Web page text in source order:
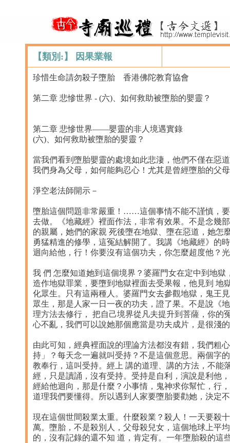
【類別:】 因果業報
珍惜生命請勿殺子墮胎 香港佛陀教育協會
第二章 悲慘世界 - (六)、如何救助被墮胎的嬰靈？
第二章 悲慘世界——嬰靈的非人境遇實錄
(六)、如何救助被墮胎的嬰靈？
當我們看到墮胎嬰靈的處境如此悲淒，他們不僅在惡
我們身為父母，如何能夠忍心！尤其是曾經墮胎的父
淨空老法師開示－
墮胎這個問題非常嚴重！……這個事情不能不謹慎，
去做。《地藏經》裡面作法，非常有效果。不是念幾
的親屬，她們的家親 死後墮在地獄、墮在惡道，她
勇猛精進的修學，這冤結解開了。我講《地藏經》的
迴向給他，行！你要沒有這個功夫，你怎麼超度他？
我 們 怎麼知道她到這個境界？婆羅門女在定中到地
造作地獄罪業，要墮到地獄裡面去受果報，他見到 地
化眾生。只有這兩種人。婆羅門女去參觀地獄，鬼王
眾生，那是人家一日一夜的功夫，證了果。不是說《
理方法去修行， 把自己境界從凡夫提升到菩薩，你的
心不亂，我們可以說她那個應當是功夫成片，是很淺
由此可知，經典裡面說的理論方法都沒有錯，我們粗
持」？每天念一遍就叫受持？不是這個意思。兩個字
教奉行，這叫受持。經上 講的道理、講的方法，不能
經，只是讀誦，沒有受持。受持是自利，演說是利他
經給他迴向，那是什麼？小事情，鬼神求你幫忙，行
道理我們要懂得。所以遇到人家要墮胎要勸她，決定
現在這個世間殺業太重。什麼殺業？殺人！一天要殺
萬。墮胎，不是殺別人，父母殺兒女，這個地球上平
的，沒有記錄的還不知 道，肯定有。一年墮胎殺的